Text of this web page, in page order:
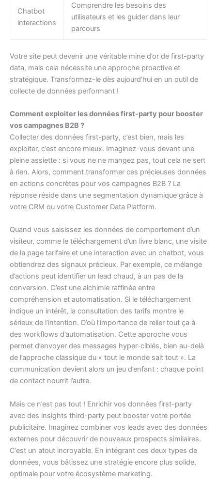
Chatbot
interactions
Comprendre les besoins des
utilisateurs et les guider dans leur
parcours
Votre site peut devenir une véritable mine d’or de first-party
data, mais cela nécessite une approche proactive et
stratégique. Transformez-le dès aujourd’hui en un outil de
collecte de données performant !
Comment exploiter les données first-party pour booster
vos campagnes B2B ?
Collecter des données first-party, c’est bien, mais les
exploiter, c’est encore mieux. Imaginez-vous devant une
pleine assiette : si vous ne ne mangez pas, tout cela ne sert
à rien. Alors, comment transformer ces précieuses données
en actions concrètes pour vos campagnes B2B ? La
réponse réside dans une segmentation dynamique grâce à
votre CRM ou votre Customer Data Platform.
Quand vous saisissez les données de comportement d’un
visiteur, comme le téléchargement d’un livre blanc, une visite
de la page tarifaire et une interaction avec un chatbot, vous
obtiendrez des signaux précieux. Par exemple, ce mélange
d’actions peut identifier un lead chaud, à un pas de la
conversion. C’est une alchimie raffinée entre
compréhension et automatisation. Si le téléchargement
indique un intérêt, la consultation des tarifs montre le
sérieux de l’intention. D’où l’importance de relier tout ça à
des workflows d’automatisation. Cette approche vous
permet d’envoyer des messages hyper-ciblés, bien au-delà
de l’approche classique du « tout le monde sait tout ». La
communication devient alors un jeu d’enfant : chaque point
de contact nourrit l’autre.
Mais ce n’est pas tout ! Enrichir vos données first-party
avec des insights third-party peut booster votre portée
publicitaire. Imaginez combiner vos leads avec des données
externes pour découvrir de nouveaux prospects similaires.
C’est un atout incroyable. En intégrant ces deux types de
données, vous bâtissez une stratégie encore plus solide,
optimale pour votre écosystème marketing.